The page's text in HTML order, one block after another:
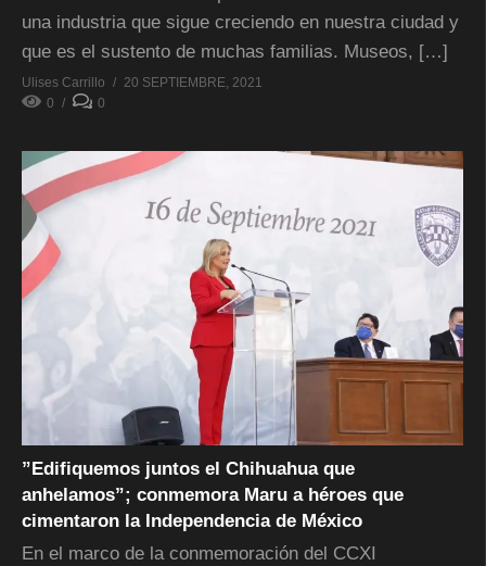
una industria que sigue creciendo en nuestra ciudad y
que es el sustento de muchas familias. Museos, […]
Ulises Carrillo
20 SEPTIEMBRE, 2021
0
0
”Edifiquemos juntos el Chihuahua que
anhelamos”; conmemora Maru a héroes que
cimentaron la Independencia de México
En el marco de la conmemoración del CCXI